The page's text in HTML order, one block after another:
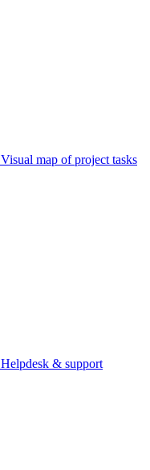
Visual map of project tasks
Helpdesk & support